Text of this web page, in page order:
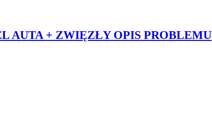
AUTA + ZWIĘZŁY OPIS PROBLEMU